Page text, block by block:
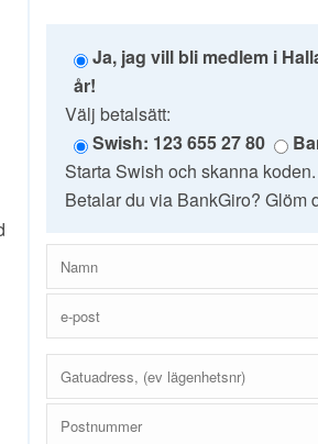
Ja, jag vill bli medlem i
år!
Välj betalsätt:
Swish: 123 655 27 80
Starta Swish och skanna
Betalar du via BankGiro? Glöm